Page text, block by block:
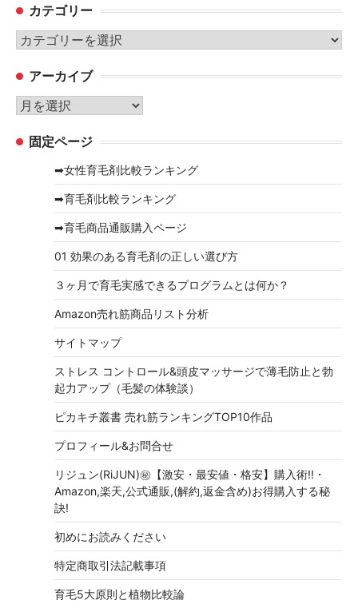
カテゴリー
カ
ゴ
リ
ー
アーカイブ
ア
カ 固定ページ
➡女性育毛剤比較ランキング
➡育毛剤比較ランキング
➡育毛商品通販購入ページ
01 効果のある育毛剤の正しい選び方
３ヶ月で育毛実感できるプログラムとは何か？
Amazon売れ筋商品リスト分析
サイトマップ
ストレス コントロール&頭皮マッサージで薄毛防止と勃
起力アップ（毛髪の体験談）
ピカキチ叢書 売れ筋ランキングTOP10作品
プロフィール&お問合せ
リジュン(RiJUN)㊙【激安・最安値・格安】購入術!!・
Amazon,楽天,公式通販,(解約,返金含め)お得購入する秘
訣!
初めにお読みください
特定商取引法記載事項
育毛5大原則と植物比較論